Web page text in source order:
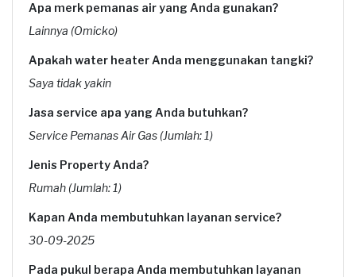
Apa merk pemanas air yang Anda gunakan?
Lainnya (Omicko)
Apakah water heater Anda menggunakan tangki?
Saya tidak yakin
Jasa service apa yang Anda butuhkan?
Service Pemanas Air Gas (Jumlah: 1)
Jenis Property Anda?
Rumah (Jumlah: 1)
Kapan Anda membutuhkan layanan service?
30-09-2025
Pada pukul berapa Anda membutuhkan layanan